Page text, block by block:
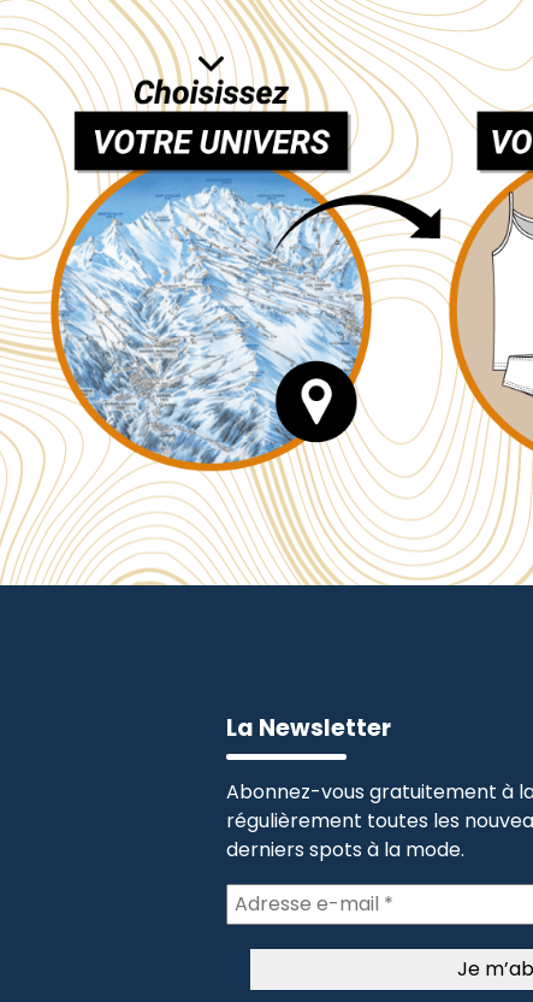
La Newsletter
Abonnez-vous gratuitement à
régulièrement toutes les
derniers spots à la mode.